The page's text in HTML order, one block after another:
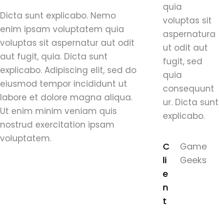
Dicta sunt explicabo. Nemo
enim ipsam voluptatem quia
voluptas sit aspernatur aut odit
aut fugit, quia. Dicta sunt
explicabo. Adipiscing elit, sed do
eiusmod tempor incididunt ut
labore et dolore magna aliqua.
Ut enim minim veniam quis
nostrud exercitation ipsam
voluptatem.
quia
voluptas sit
aspernatura
ut odit aut
fugit, sed
quia
consequunt
ur. Dicta sunt
explicabo.
C
li
e
n
t
Game
Geeks